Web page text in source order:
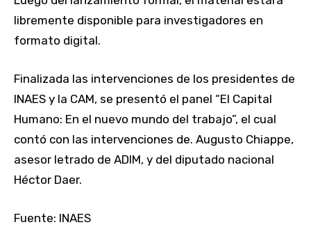
libremente disponible para investigadores en
formato digital.
Finalizada las intervenciones de los presidentes de
INAES y la CAM, se presentó el panel “El Capital
Humano: En el nuevo mundo del trabajo”, el cual
contó con las intervenciones de. Augusto Chiappe,
asesor letrado de ADIM, y del diputado nacional
Héctor Daer.
Fuente: INAES